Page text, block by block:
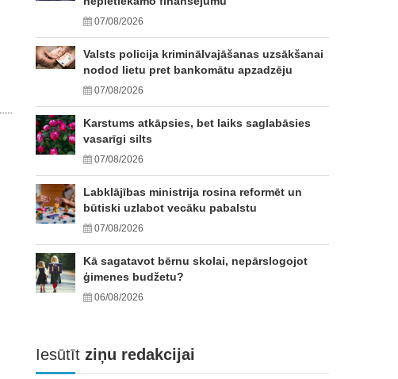
07/08/2026
Valsts policija kriminālvajāšanas uzsākšanai
nodod lietu pret bankomātu apzadzēju
07/08/2026
Karstums atkāpsies, bet laiks saglabāsies
vasarīgi silts
07/08/2026
Labklājības ministrija rosina reformēt un
būtiski uzlabot vecāku pabalstu
07/08/2026
Kā sagatavot bērnu skolai, nepārslogojot
ģimenes budžetu?
06/08/2026
Iesūtīt ziņu redakcijai